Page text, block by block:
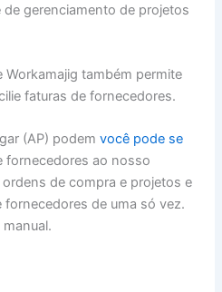
gerenciamento de projetos
também permite
faturas de fornecedores.
(AP) podemvocê pode se
fornecedores ao nosso
de compra e projetos e
de uma só vez.